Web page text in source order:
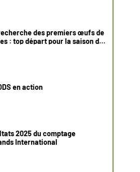
des premiers œufs de
: top départ pour la saison de
en action
2025 du comptage
International